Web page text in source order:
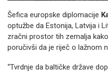
Šefica europske diplomacije
optužbe da Estonija, Latvija i
zračni prostor tih zemalja
poručivši da je riječ o lažnom
“Tvrdnje da baltičke države